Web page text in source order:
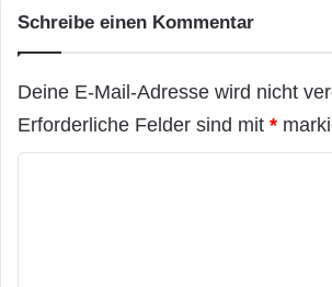
Schreibe einen Kommentar
Deine E-Mail-Adresse wird nicht
Erforderliche Felder sind mit *